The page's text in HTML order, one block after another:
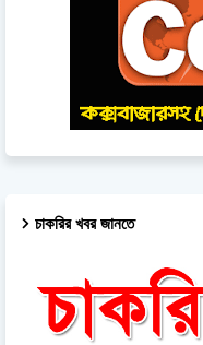
চাকরির খবর জানতে